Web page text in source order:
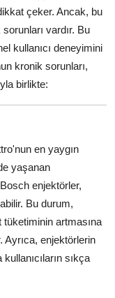
çeker. Ancak, bu
vardır. Bu
kullanıcı deneyimini
kronik sorunları,
birlikte:
en yaygın
yaşanan
enjektörler,
Bu durum,
tüketiminin artmasına
Ayrıca, enjektörlerin
sıkça